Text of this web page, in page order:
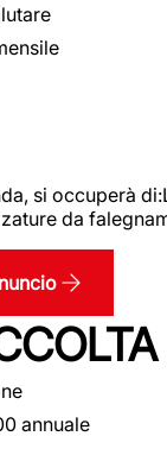
si occuperà
da
annuale